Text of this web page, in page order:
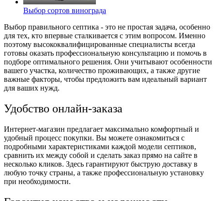
Выбор сортов винограда
Выбор правильного септика - это не простая задача, особенно
для тех, кто впервые сталкивается с этим вопросом. Именно
поэтому высококвалифицированные специалисты всегда
готовы оказать профессиональную консультацию и помочь в
подборе оптимального решения. Они учитывают особенности
вашего участка, количество проживающих, а также другие
важные факторы, чтобы предложить вам идеальный вариант
для ваших нужд.
Удобство онлайн-заказа
Интернет-магазин предлагает максимально комфортный и
удобный процесс покупки. Вы можете ознакомиться с
подробными характеристиками каждой модели септиков,
сравнить их между собой и сделать заказ прямо на сайте в
несколько кликов. Здесь гарантируют быструю доставку в
любую точку страны, а также профессиональную установку
при необходимости.